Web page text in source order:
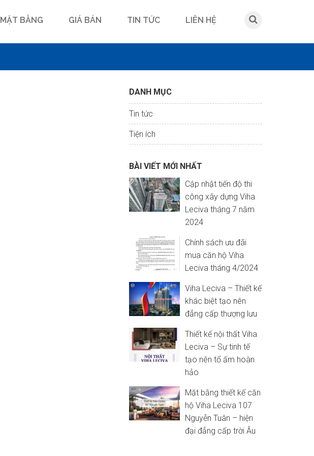
MẶT BẰNG GIÁ BÁN TIN TỨC LIÊN HỆ
DANH MỤC
Tin tức
Tiện ích
BÀI VIẾT MỚI NHẤT
Cập nhật tiến độ thi
công xây dựng Viha
Leciva tháng 7 năm
2024
Chính sách ưu đãi
mua căn hộ Viha
Leciva tháng 4/2024
Viha Leciva – Thiết kế
khác biệt tạo nên
đẳng cấp thượng lưu
Thiết kế nội thất Viha
Leciva – Sự tinh tế
tạo nên tổ ấm hoàn
hảo
Mặt bằng thiết kế căn
hộ Viha Leciva 107
Nguyễn Tuân – hiện
đại đẳng cấp trời Âu